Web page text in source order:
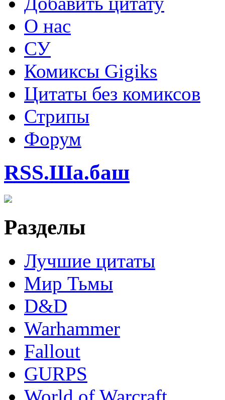
О нас
СУ
Комиксы Gigiks
Цитаты без комиксов
Стрипы
Форум
RSS.Ша.баш
Разделы
Лучшие цитаты
Мир Тьмы
D&D
Warhammer
Fallout
GURPS